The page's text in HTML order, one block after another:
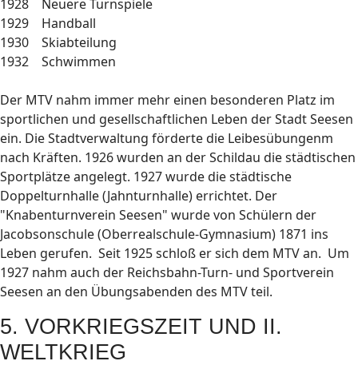
1928 Neuere Turnspiele
1929 Handball
1930 Skiabteilung
1932 Schwimmen
Der MTV nahm immer mehr einen besonderen Platz im
sportlichen und gesellschaftlichen Leben der Stadt Seesen
ein. Die Stadtverwaltung förderte die Leibesübungenm
nach Kräften. 1926 wurden an der Schildau die städtischen
Sportplätze angelegt. 1927 wurde die städtische
Doppelturnhalle (Jahnturnhalle) errichtet. Der
"Knabenturnverein Seesen" wurde von Schülern der
Jacobsonschule (Oberrealschule-Gymnasium) 1871 ins
Leben gerufen. Seit 1925 schloß er sich dem MTV an. Um
1927 nahm auch der Reichsbahn-Turn- und Sportverein
Seesen an den Übungsabenden des MTV teil.
5. VORKRIEGSZEIT UND II.
WELTKRIEG